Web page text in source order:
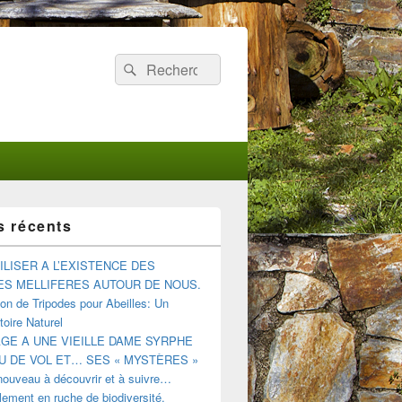
Recherche :
Rechercher
récents
A L’EXISTENCE DES
MELLIFERES AUTOUR DE NOUS.
de Tripodes pour Abeilles: Un
Naturel
A UNE VIEILLE DAME SYRPHE
DE VOL ET… SES « MYSTÈRES »
à découvrir et à suivre…
en ruche de biodiversité.